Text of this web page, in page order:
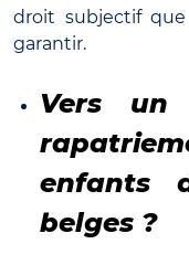
droit subjectif
garantir.
Vers un
enfants
belges ?